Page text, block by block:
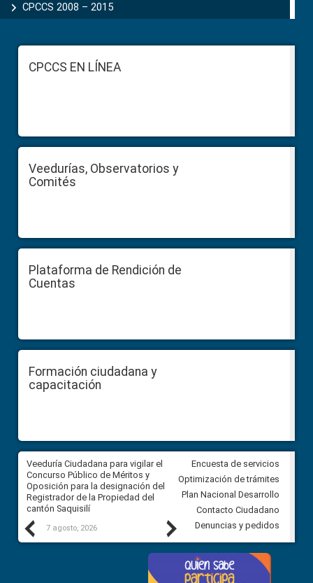
CPCCS 2008 – 2015
FooterCPCCS EN LÍNEA
Veedurías, Observatorios y
Comités
Plataforma de Rendición de
Cuentas
Formación ciudadana y
capacitación
Previous
Veeduría Ciudadana para vigilar el
Concurso Público de Méritos y
Oposición para la designación del
Registrador de la Propiedad del
cantón Saquisilí
7 agosto, 2026
Veeduría Ciudadana para
construcción del asfaltado de
Ballenita del cantón Santa
7 agosto, 2026
Next
Encuesta de servicios
Optimización de trámites
Plan Nacional Desarrollo
Contacto Ciudadano
Denuncias y pedidos